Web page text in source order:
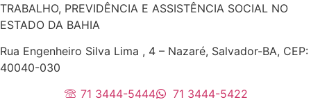
TRABALHO, PREVIDÊNCIA E ASSISTÊNCIA SOCIAL NO
ESTADO DA BAHIA
Rua Engenheiro Silva Lima , 4 – Nazaré, Salvador-BA, CEP:
40040-030
71 3444-5444
71 3444-5422